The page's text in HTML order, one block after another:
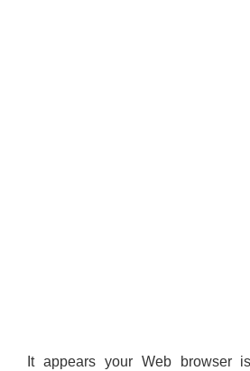
It appears your Web browser